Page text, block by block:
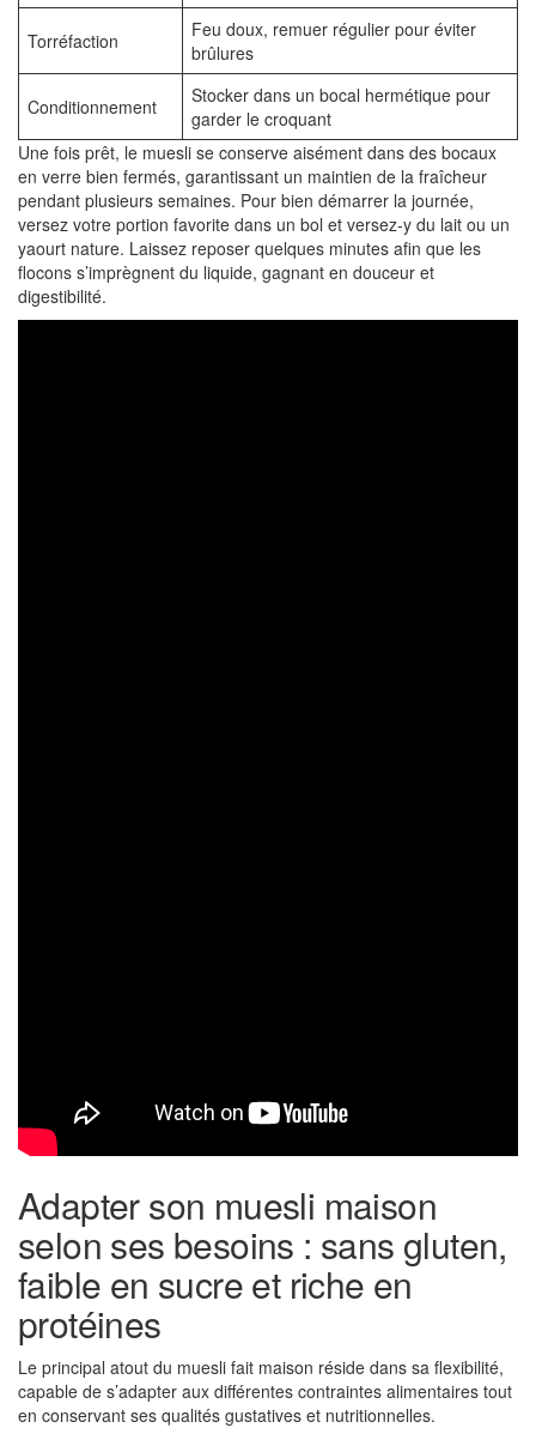
Torréfaction
Feu doux, remuer régulier pour éviter
brûlures
Conditionnement
Stocker dans un bocal hermétique pour
garder le croquant
Une fois prêt, le muesli se conserve aisément dans des bocaux
en verre bien fermés, garantissant un maintien de la fraîcheur
pendant plusieurs semaines. Pour bien démarrer la journée,
versez votre portion favorite dans un bol et versez-y du lait ou un
yaourt nature. Laissez reposer quelques minutes afin que les
flocons s’imprègnent du liquide, gagnant en douceur et
digestibilité.
Adapter son muesli maison
selon ses besoins : sans gluten,
faible en sucre et riche en
protéines
Le principal atout du muesli fait maison réside dans sa flexibilité,
capable de s’adapter aux différentes contraintes alimentaires tout
en conservant ses qualités gustatives et nutritionnelles.